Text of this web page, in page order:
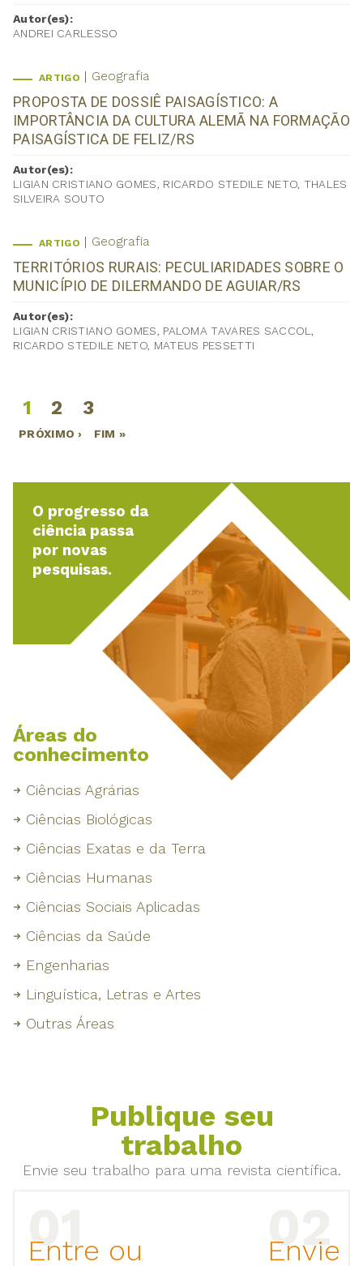
Autor(es):
ANDREI CARLESSO
ARTIGO Geografia
PROPOSTA DE DOSSIÊ PAISAGÍSTICO: A
IMPORTÂNCIA DA CULTURA ALEMÃ NA FORMAÇÃO
PAISAGÍSTICA DE FELIZ/RS
Autor(es):
LIGIAN CRISTIANO GOMES, RICARDO STEDILE NETO, THALES
SILVEIRA SOUTO
ARTIGO Geografia
TERRITÓRIOS RURAIS: PECULIARIDADES SOBRE O
MUNICÍPIO DE DILERMANDO DE AGUIAR/RS
Autor(es):
LIGIAN CRISTIANO GOMES, PALOMA TAVARES SACCOL,
RICARDO STEDILE NETO, MATEUS PESSETTI
Páginas
1 2 3
PRÓXIMO › FIM »
O progresso da
ciência passa
por novas
pesquisas.
Áreas do
conhecimento
Ciências Agrárias
Ciências Biológicas
Ciências Exatas e da Terra
Ciências Humanas
Ciências Sociais Aplicadas
Ciências da Saúde
Engenharias
Linguística, Letras e Artes
Outras Áreas
Publique seu
trabalho
Envie seu trabalho para uma revista científica.
Entre ou
Envie